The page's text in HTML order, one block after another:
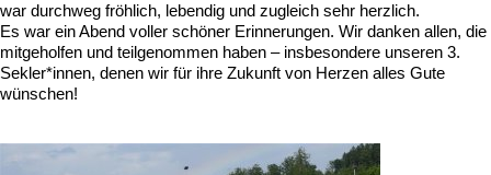
war durchweg fröhlich, lebendig und zugleich sehr herzlich.
Es war ein Abend voller schöner Erinnerungen. Wir danken allen, die
mitgeholfen und teilgenommen haben – insbesondere unseren 3.
Sekler*innen, denen wir für ihre Zukunft von Herzen alles Gute
wünschen!